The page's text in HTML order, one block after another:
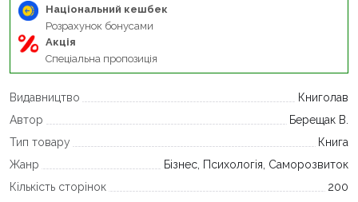
Національний кешбек
Розрахунок бонусами
Акція
Спеціальна пропозиція
Видавництво
Книголав
Автор
Берещак В.
Тип товару
Книга
Жанр
Бізнес, Психологія, Саморозвиток
Кількість сторінок
200